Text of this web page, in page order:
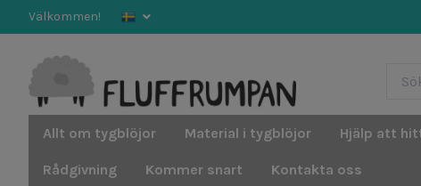
Välkommen!
Allt om tygblöjor Material i tygblöjor Hjälp att
Rådgivning Kommer snart Kontakta oss